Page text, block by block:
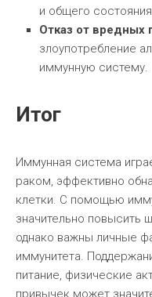
и общего
Отказ от вредных
злоупотребление
иммунную систему.
Итог
Иммунная система
раком, эффективно
клетки. С помощью
значительно повысить
однако важны личные
иммунитета.
питание, физические
привычек может